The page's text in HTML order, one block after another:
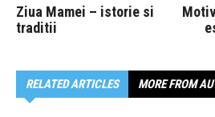
Ziua Mamei – istorie si
traditii
RELATED ARTICLES MORE FROM